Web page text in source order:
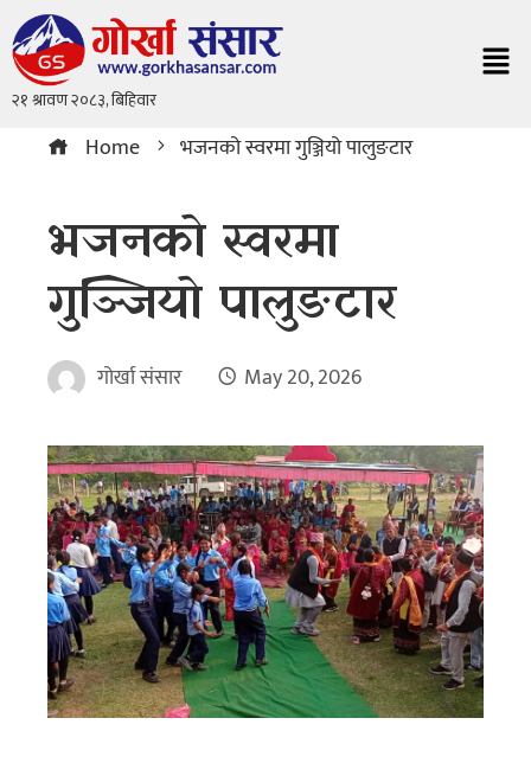
Home भजनको स्वरमा गुञ्जियो पालुङटार
भजनको स्वरमा
गुञ्जियो पालुङटार
गोर्खा संसार May 20, 2026